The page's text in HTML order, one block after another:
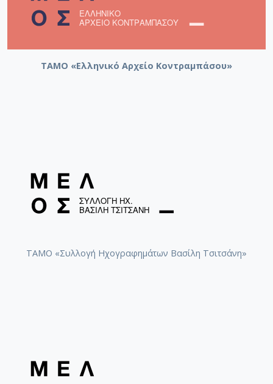
ΤΑΜΟ «Ελληνικό Αρχείο Κοντραμπάσου»
ΤΑΜΟ «Συλλογή Ηχογραφημάτων Βασίλη Τσιτσάνη»